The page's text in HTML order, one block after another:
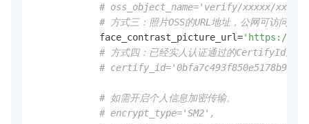
# oss_object_name='verify/xxxxx/
# 方式三：照片OSS的URL地址，公网可访问。
            face_contrast_picture_url=
'https://cn-
# 方式四：已经实人认证通过的CertifyId。
#
# 如需开启个人信息加密传输。
# encrypt_type='SM2',